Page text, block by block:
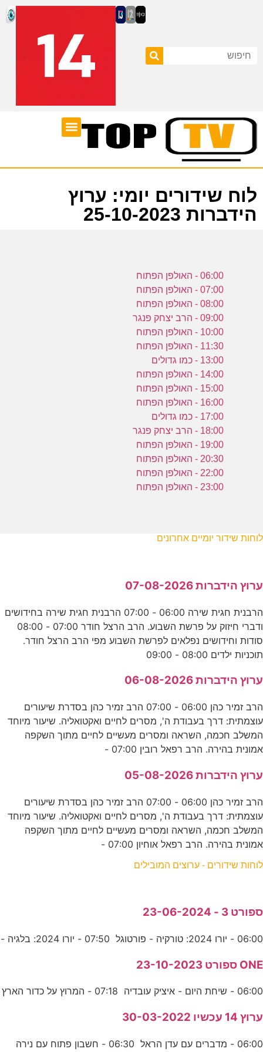
לוח שידורים יומי: ערוץ
הידברות 25-10-2023
06:00 - האולפן הפתוח
07:00 - האולפן הפתוח
08:00 - האולפן הפתוח
09:00 - הרב יצחק פנגר
10:00 - האולפן הפתוח
11:30 - האולפן הפתוח
13:00 - כמו גדולים
14:00 - האולפן הפתוח
15:00 - האולפן הפתוח
16:00 - האולפן הפתוח
17:00 - כמו גדולים
18:00 - הרב יצחק פנגר
19:00 - האולפן הפתוח
20:30 - האולפן הפתוח
22:00 - האולפן הפתוח
23:00 - האולפן הפתוח
לוחות שידור יומיים אחרונים
ערוץ הידברות 07-08-2026
הרבנית חגית שירה 06:00 - 07:00 הרבנית חגית שירה בחידושים
ודברי חיזוק על פרשת השבוע. הרב הרצל חודר 07:00 - 08:00
סודות וחידושים נפלאים לפרשת השבוע מפי הרב הרצל חודר.
תוכניות ילדים 08:00 - 09:00
ערוץ הידברות 06-08-2026
הרב זמיר כהן 06:00 - 07:00 הרב זמיר כהן בסדרת שיעורים
עוצמתית: דרך בעבודת ה', מסרים לחיים ואקטואליה. שיעור מיוחד
המשלב חכמה, השראה ומסרים מעשיים לחיים מתוך השקפה
אמונית בהירה. הרב רפאל רובין 07:00 -
ערוץ הידברות 05-08-2026
הרב זמיר כהן 06:00 - 07:00 הרב זמיר כהן בסדרת שיעורים
עוצמתית: דרך בעבודת ה', מסרים לחיים ואקטואליה. שיעור מיוחד
המשלב חכמה, השראה ומסרים מעשיים לחיים מתוך השקפה
אמונית בהירה. הרב רפאל אוחיון 07:00 -
לוחות שידורים - ערוצים המובילים
ספורט 3 - 23-06-2024
06:00 - יורו 2024: טורקיה - פורטוגל 07:50 - יורו 2024: בלגיה -
ONE ספורט 23-10-2023
06:00 - שיחת היום - איציק עובדיה 07:18 - המרוץ על כדור הארץ
ערוץ 14 עכשיו 30-03-2022
06:00 - מדברים עם עדן הראל 06:30 - חשבון פתוח עם נירה